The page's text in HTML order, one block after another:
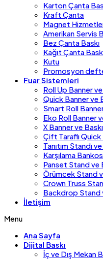
Karton Çanta
Kraft Çanta
Magnet
Amerikan Servis
Bez Çanta Baskı
Kağıt Çanta
Kutu
Promosyon
Fuar Sistemleri
Roll Up Banner
Quick Banner ve
Smart Roll
Eko Roll Banner
X Banner ve
Çift Taraflı Quick
Tanıtım Standı
Karşılama
Panset Stand ve
Örümcek Stand
Crown Truss
Backdrop Stand
İletişim
Menu
Ana Sayfa
Dijital Baskı
İç ve Dış Mekan